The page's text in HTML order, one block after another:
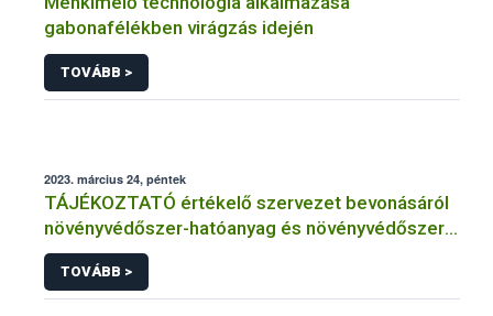
gabonafélékben virágzás idején
TOVÁBB >
2023. március 24, péntek
TÁJÉKOZTATÓ értékelő szervezet bevonásáról
növényvédőszer-hatóanyag és növényvédőszer
engedélyezésére, továbbá a meglévő engedély
meghosszabbítására vagy módosítására irányuló
eljárásba
TOVÁBB >